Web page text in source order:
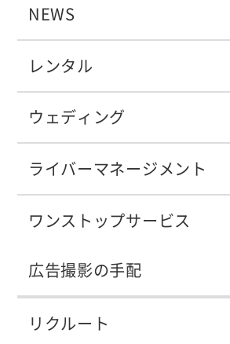
NEWS
レンタル
ウェディング
ライバーマネージメント
ワンストップサービス
広告撮影の手配
リクルート